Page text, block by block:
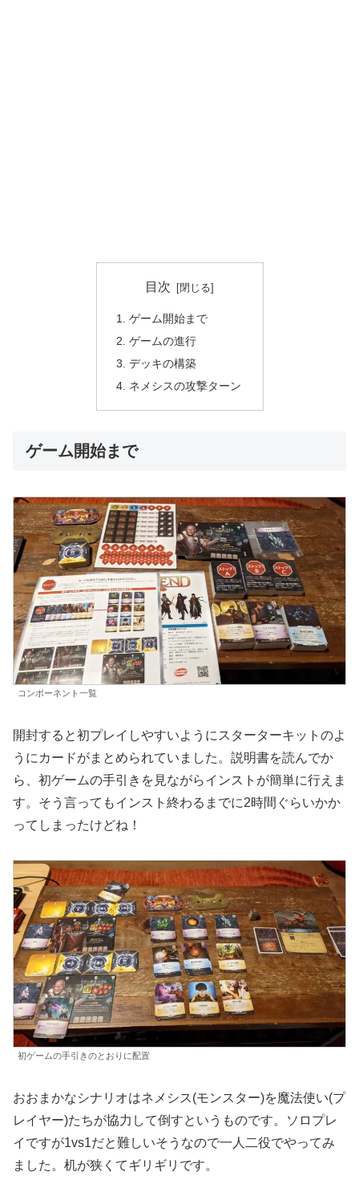
目次
ゲーム開始まで
ゲームの進行
デッキの構築
ネメシスの攻撃ターン
ゲーム開始まで
コンポーネント一覧
開封すると初プレイしやすいようにスターターキットのよ
うにカードがまとめられていました。説明書を読んでか
ら、初ゲームの手引きを見ながらインストが簡単に行えま
す。そう言ってもインスト終わるまでに2時間ぐらいかか
ってしまったけどね！
初ゲームの手引きのとおりに配置
おおまかなシナリオはネメシス(モンスター)を魔法使い(プ
レイヤー)たちが協力して倒すというものです。ソロプレ
イですが1vs1だと難しいそうなので一人二役でやってみ
ました。机が狭くてギリギリです。